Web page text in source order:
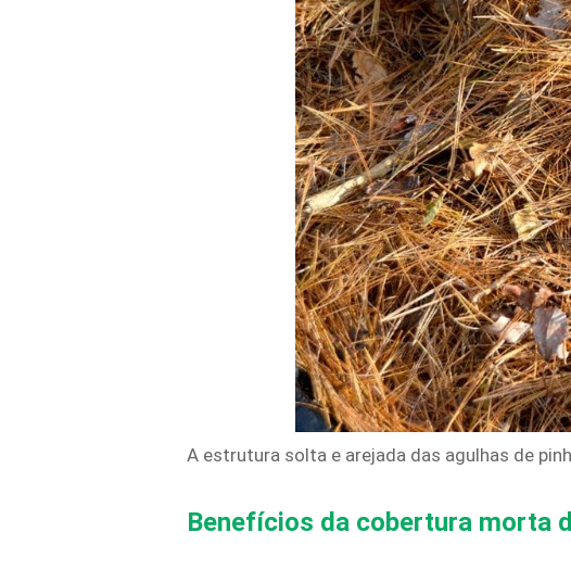
A estrutura solta e arejada das agulhas de
Benefícios da cobertura morta